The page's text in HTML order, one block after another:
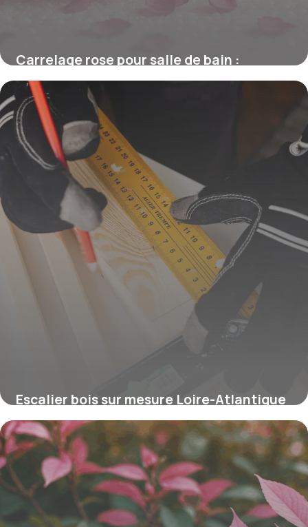
Carrelage rose pour salle de bain :
tendance élégante et apaisante
16 juin 2026
Escalier bois sur mesure Loire-Atlantique
: styles et tarifs
16 juin 2026